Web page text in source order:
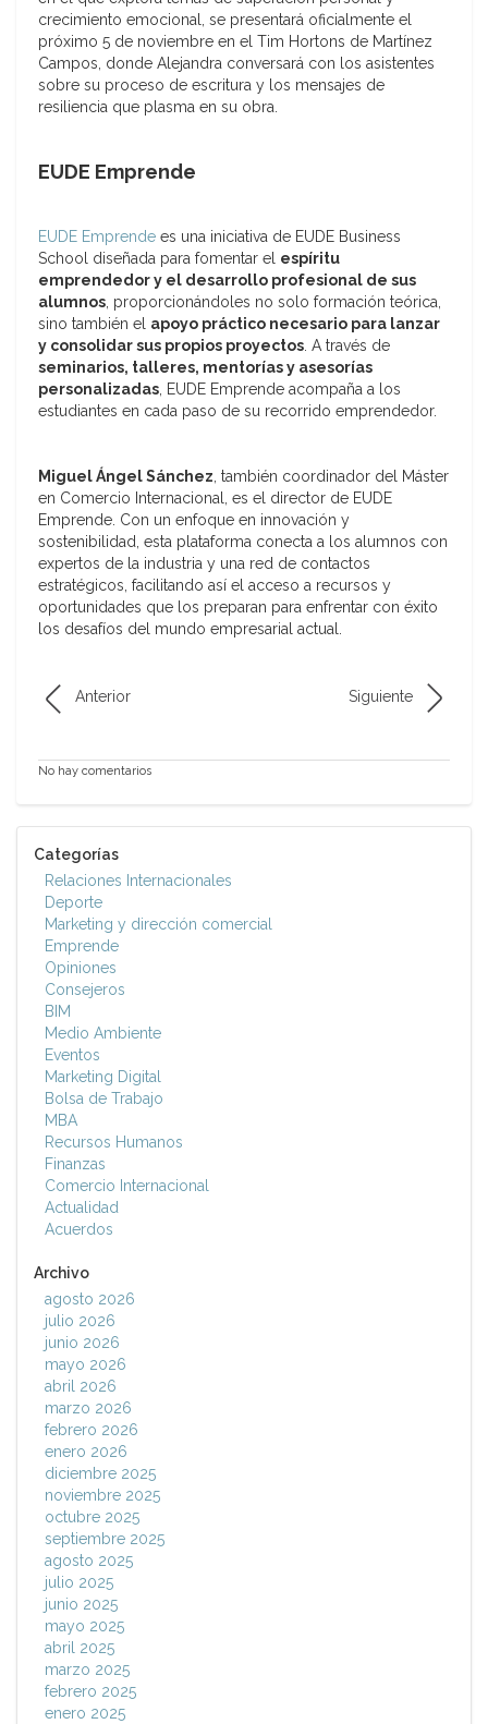
crecimiento emocional, se presentará oficialmente el
próximo 5 de noviembre en el Tim Hortons de Martínez
Campos, donde Alejandra conversará con los asistentes
sobre su proceso de escritura y los mensajes de
resiliencia que plasma en su obra.
EUDE Emprende
EUDE Emprende es una iniciativa de EUDE Business
School diseñada para fomentar el espíritu
emprendedor y el desarrollo profesional de sus
alumnos, proporcionándoles no solo formación teórica,
sino también el apoyo práctico necesario para lanzar
y consolidar sus propios proyectos. A través de
seminarios, talleres, mentorías y asesorías
personalizadas, EUDE Emprende acompaña a los
estudiantes en cada paso de su recorrido emprendedor.
Miguel Ángel Sánchez, también coordinador del Máster
en Comercio Internacional, es el director de EUDE
Emprende. Con un enfoque en innovación y
sostenibilidad, esta plataforma conecta a los alumnos con
expertos de la industria y una red de contactos
estratégicos, facilitando así el acceso a recursos y
oportunidades que los preparan para enfrentar con éxito
los desafíos del mundo empresarial actual.
Anterior Siguiente
No hay comentarios
Categorías
Relaciones Internacionales
Deporte
Marketing y dirección comercial
Emprende
Opiniones
Consejeros
BIM
Medio Ambiente
Eventos
Marketing Digital
Bolsa de Trabajo
MBA
Recursos Humanos
Finanzas
Comercio Internacional
Actualidad
Acuerdos
Archivo
agosto 2026
julio 2026
junio 2026
mayo 2026
abril 2026
marzo 2026
febrero 2026
enero 2026
diciembre 2025
noviembre 2025
octubre 2025
septiembre 2025
agosto 2025
julio 2025
junio 2025
mayo 2025
abril 2025
marzo 2025
febrero 2025
enero 2025